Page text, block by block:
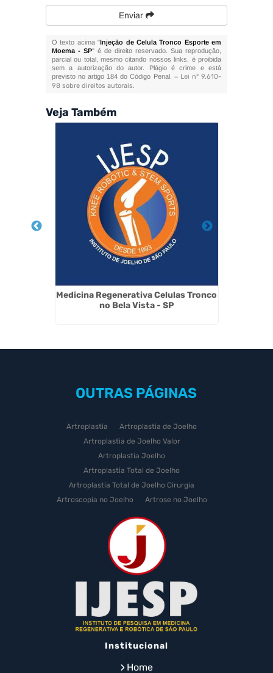
Enviar
O texto acima "Injeção de Celula Tronco Esporte em
Moema - SP" é de direito reservado. Sua reprodução,
parcial ou total, mesmo citando nossos links, é proibida
sem a autorização do autor. Plágio é crime e está
previsto no artigo 184 do Código Penal. – Lei n° 9.610-
98 sobre direitos autorais.
Veja Também
Medicina Regenerativa Celulas Tronco
no Bela Vista - SP
OUTRAS PÁGINAS
Artroplastia
Artroplastia de Joelho
Artroplastia de Joelho Valor
Artroplastia Joelho
Artroplastia Total de Joelho
Artroplastia Total de Joelho Cirurgia
Artroscopia no Joelho
Artrose no Joelho
Artrose no Joelho Cirurgia
Artrose no Joelho Tratamento
Celulas Tronco Joelho
Celula Tronco Esporte
Cirurgia Artroplastia de Joelho
Cirurgia Artroplastia Joelho
Cirurgia Artrose Joelho Preço
Cirurgia de Artroscopia no Joelho
Cirurgia de Cartilagem do Joelho
Cirurgia de Joelho com Prótese
Institucional
Home